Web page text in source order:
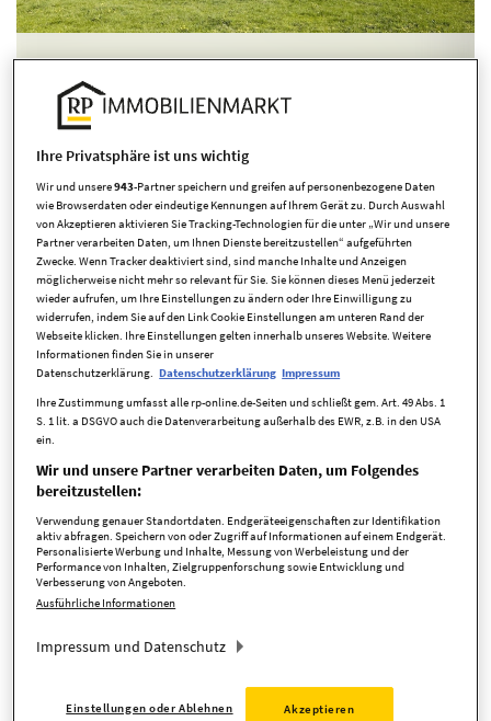
Eckdaten
Kaufpreis 299.000,00 EUR
Zimmer 4 Zimmer
verfügbar ab vermietet
Kosten
Provision 3,57 %
Ihre Privatsphäre ist uns wichtig
Wir und unsere943-Partner speichern und greifen auf personenbezogene Daten
wie Browserdaten oder eindeutige Kennungen auf Ihrem Gerät zu. Durch Auswahl
von Akzeptieren aktivieren Sie Tracking-Technologien für die unter „Wir und unsere
Partner verarbeiten Daten, um Ihnen Dienste bereitzustellen“ aufgeführten
Zwecke. Wenn Tracker deaktiviert sind, sind manche Inhalte und Anzeigen
möglicherweise nicht mehr so relevant für Sie. Sie können dieses Menü jederzeit
wieder aufrufen, um Ihre Einstellungen zu ändern oder Ihre Einwilligung zu
widerrufen, indem Sie auf den Link Cookie Einstellungen am unteren Rand der
Webseite klicken. Ihre Einstellungen gelten innerhalb unseres Website. Weitere
Informationen finden Sie in unserer
Datenschutzerklärung. Datenschutzerklärung Impressum
Ihre Zustimmung umfasst alle rp-online.de-Seiten und schließt gem. Art. 49 Abs. 1
S. 1 lit. a DSGVO auch die Datenverarbeitung außerhalb des EWR, z.B. in den USA
ein.
Wir und unsere Partner verarbeiten Daten, um Folgendes
bereitzustellen:
Verwendung genauer Standortdaten. Endgeräteeigenschaften zur Identifikation
aktiv abfragen. Speichern von oder Zugriff auf Informationen auf einem Endgerät.
Personalisierte Werbung und Inhalte, Messung von Werbeleistung und der
Performance von Inhalten, Zielgruppenforschung sowie Entwicklung und
Verbesserung von Angeboten.
Ausführliche Informationen
Impressum und Datenschutz
Einstellungen oder Ablehnen Akzeptieren